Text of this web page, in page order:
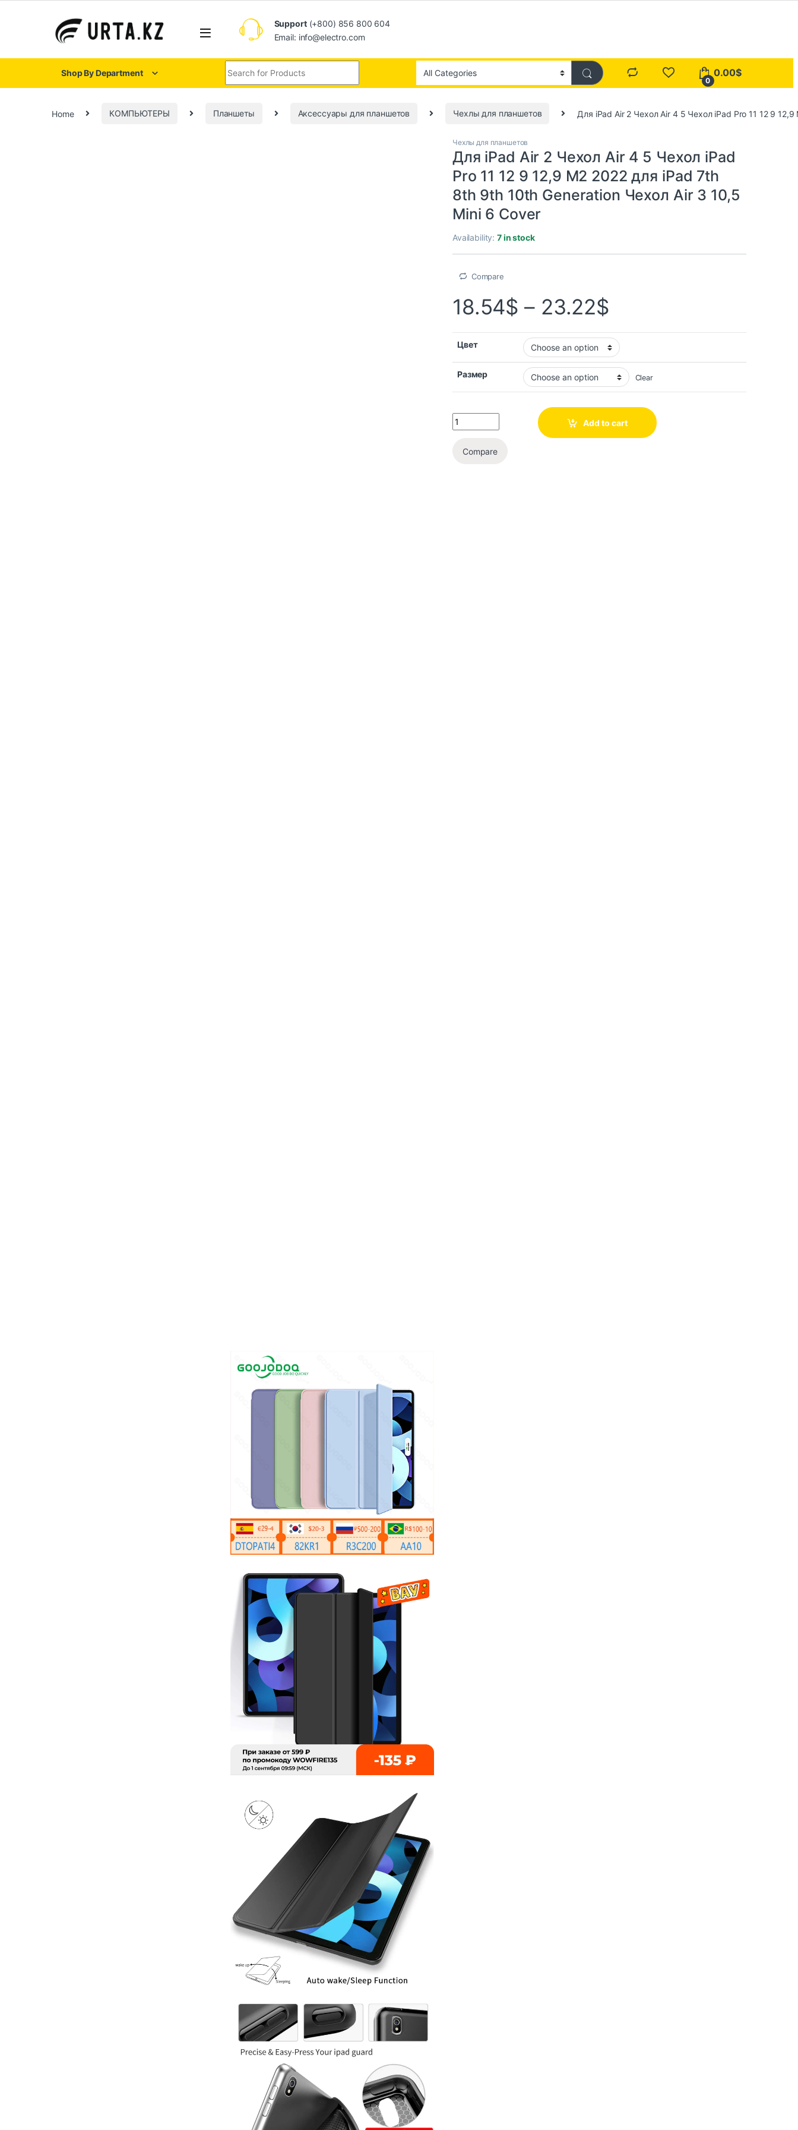
Support(+800) 856 800 604
Email: info@electro.com
Shop By Department
0
0.00$
Home КОМПЬЮТЕРЫ Планшеты Аксессуары для планшетов Чехлы для планшетов Для iPad Air 2 Чехол Air 4 5 Чехол iPad Pro 11 12 9
Чехлы для планшетов
Для iPad Air 2 Чехол Air 4 5 Чехол iPad
Pro 11 12 9 12,9 M2 2022 для iPad 7th
8th 9th 10th Generation Чехол Air 3 10,5
Mini 6 Cover
Availability:7 in stock
Compare
18.54$ – 23.22$
Цвет
Размер Clear
Add to cart
Compare